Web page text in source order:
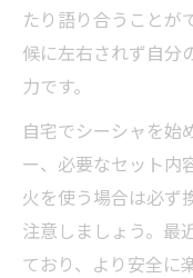
たり語り合うことが
候に左右されず自分
力です。
自宅でシーシャを始
ー、必要なセット内
火を使う場合は必ず
注意しましょう。最
ており、より安全に